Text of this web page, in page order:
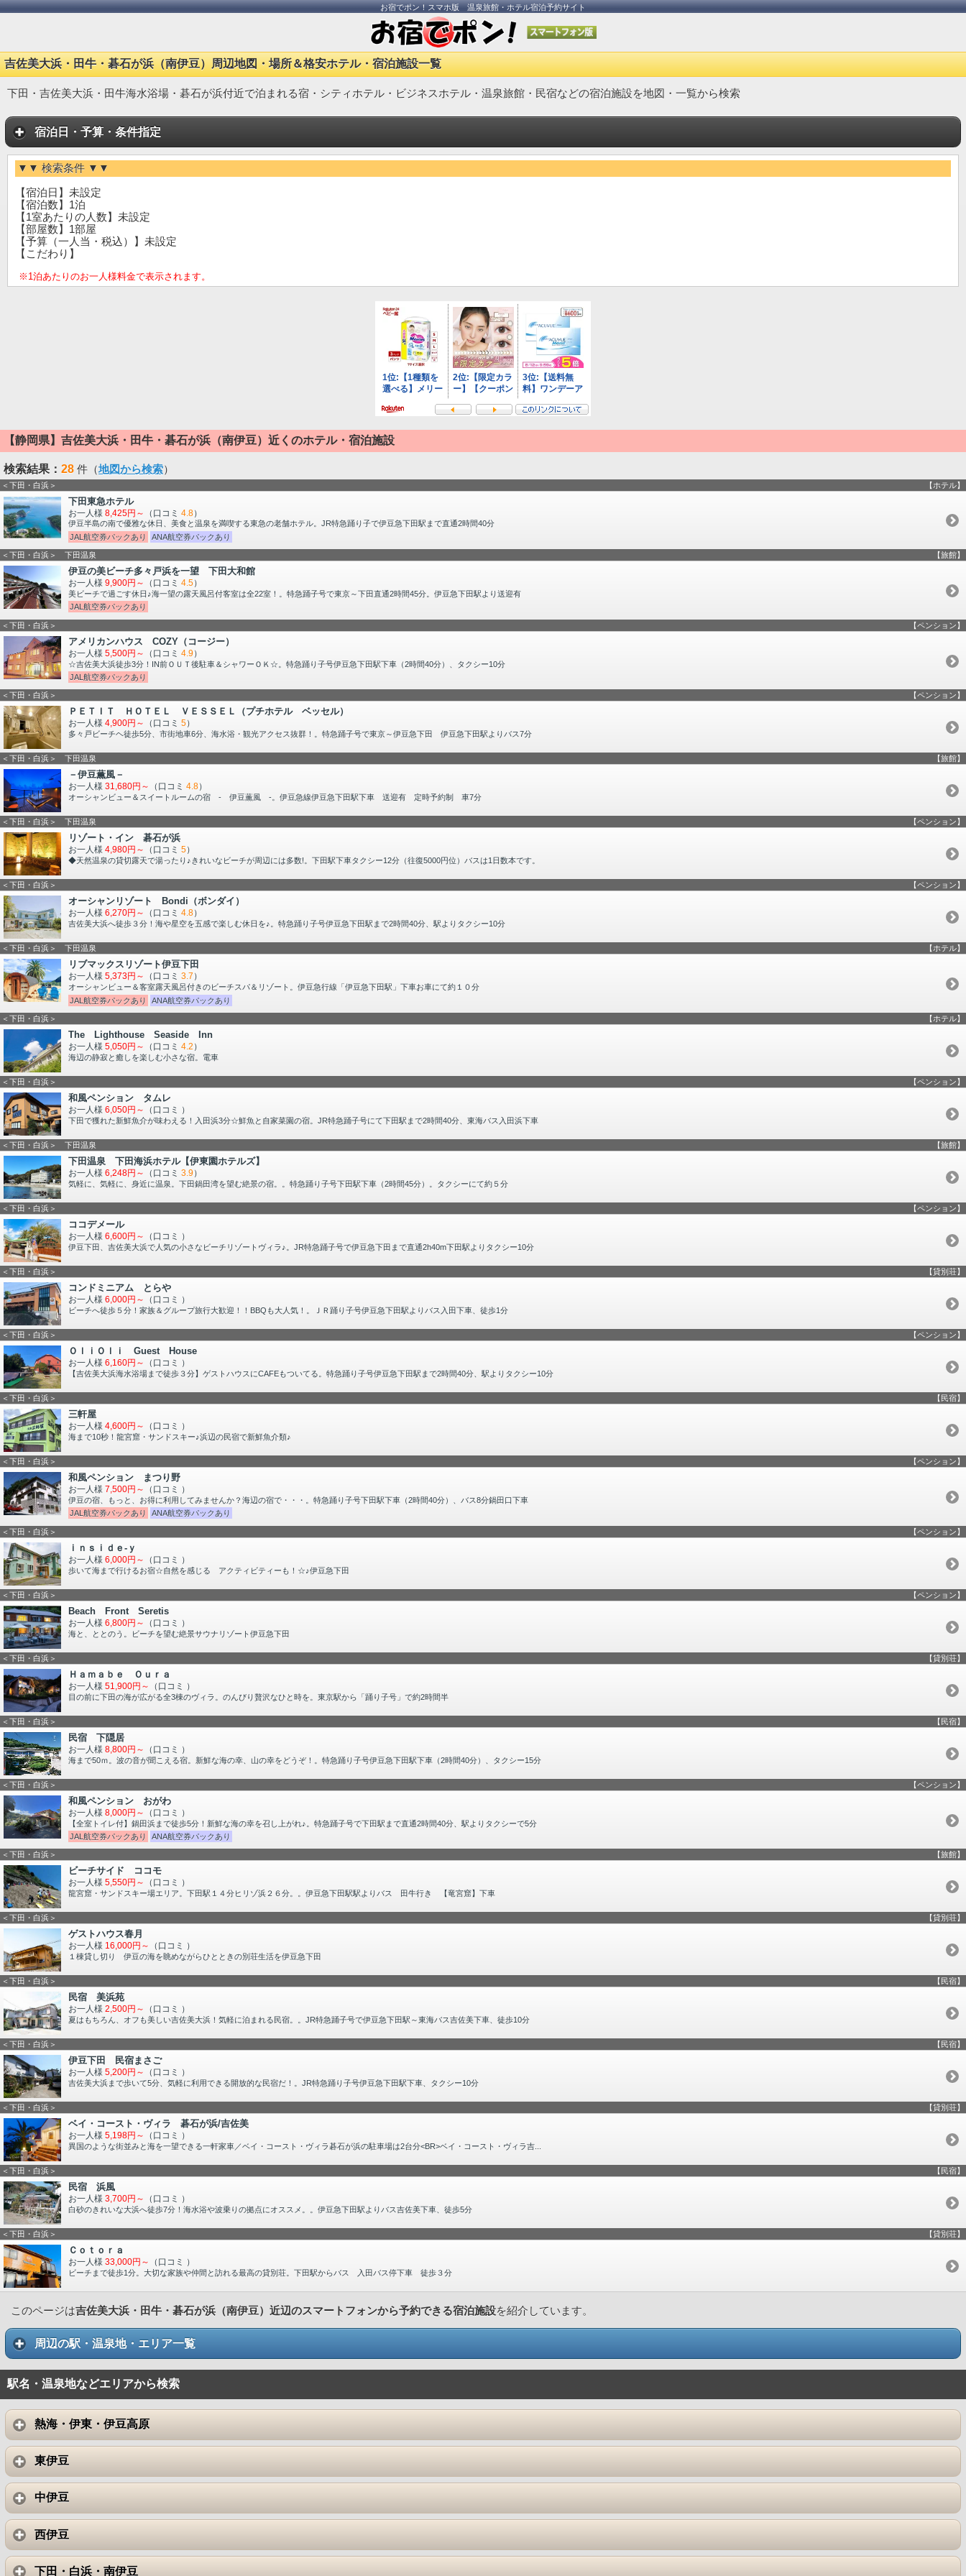
お宿でポン！スマホ版 温泉旅館・ホテル宿泊予約サイト
吉佐美大浜・田牛・碁石が浜（南伊豆）周辺地図・場所＆格安ホテル・宿泊施設一覧
下田・吉佐美大浜・田牛海水浴場・碁石が浜付近で泊まれる宿・シティホテル・ビジネスホテル・温泉旅館・民宿などの宿泊施設を地図・一覧から検索
宿泊日・予算・条件指定
▼▼ 検索条件 ▼▼
【宿泊日】未設定
【宿泊数】1泊
【1室あたりの人数】未設定
【部屋数】1部屋
【予算（一人当・税込）】未設定
【こだわり】
※1泊あたりのお一人様料金で表示されます。
【静岡県】吉佐美大浜・田牛・碁石が浜（南伊豆）近くのホテル・宿泊施設
検索結果： 28 件（地図から検索）
＜下田・白浜＞ 【ホテル】
下田東急ホテル
お一人様 8,425円～ （口コミ 4.8）
伊豆半島の南で優雅な休日、美食と温泉を満喫する東急の老舗ホテル。JR特急踊り子で伊豆急下田駅まで直通2時間40分
JAL航空券パックあり
ANA航空券パックあり
＜下田・白浜＞ 下田温泉 【旅館】
伊豆の美ビーチ多々戸浜を一望 下田大和館
お一人様 9,900円～ （口コミ 4.5）
美ビーチで過ごす休日♪海一望の露天風呂付客室は全22室！。特急踊子号で東京～下田直通2時間45分。伊豆急下田駅より送迎有
JAL航空券パックあり
＜下田・白浜＞ 【ペンション】
アメリカンハウス COZY（コージー）
お一人様 5,500円～ （口コミ 4.9）
☆吉佐美大浜徒歩3分！IN前ＯＵＴ後駐車＆シャワーＯＫ☆。特急踊り子号伊豆急下田駅下車（2時間40分）、タクシー10分
JAL航空券パックあり
＜下田・白浜＞ 【ペンション】
ＰＥＴＩＴ ＨＯＴＥＬ ＶＥＳＳＥＬ（プチホテル ベッセル）
お一人様 4,900円～ （口コミ 5）
多々戸ビーチヘ徒歩5分、市街地車6分、海水浴・観光アクセス抜群！。特急踊子号で東京～伊豆急下田 伊豆急下田駅よりバス7分
＜下田・白浜＞ 下田温泉 【旅館】
－伊豆薫風－
お一人様 31,680円～ （口コミ 4.8）
オーシャンビュー＆スイートルームの宿 - 伊豆薫風 -。伊豆急線伊豆急下田駅下車 送迎有 定時予約制 車7分
＜下田・白浜＞ 下田温泉 【ペンション】
リゾート・イン 碁石が浜
お一人様 4,980円～ （口コミ 5）
◆天然温泉の貸切露天で湯ったり♪きれいなビーチが周辺には多数!。下田駅下車タクシー12分（往復5000円位）バスは1日数本です。
＜下田・白浜＞ 【ペンション】
オーシャンリゾート Bondi（ボンダイ）
お一人様 6,270円～ （口コミ 4.8）
吉佐美大浜へ徒歩３分！海や星空を五感で楽しむ休日を♪。特急踊り子号伊豆急下田駅まで2時間40分、駅よりタクシー10分
＜下田・白浜＞ 下田温泉 【ホテル】
リブマックスリゾート伊豆下田
お一人様 5,373円～ （口コミ 3.7 ）
オーシャンビュー＆客室露天風呂付きのビーチスパ＆リゾート。伊豆急行線「伊豆急下田駅」下車お車にて約１０分
JAL航空券パックあり
ANA航空券パックあり
＜下田・白浜＞ 【ホテル】
The Lighthouse Seaside Inn
お一人様 5,050円～ （口コミ 4.2 ）
海辺の静寂と癒しを楽しむ小さな宿。電車
＜下田・白浜＞ 【ペンション】
和風ペンション タムレ
お一人様 6,050円～ （口コミ ）
下田で獲れた新鮮魚介が味わえる！入田浜3分☆鮮魚と自家菜園の宿。JR特急踊子号にて下田駅まで2時間40分、東海バス入田浜下車
＜下田・白浜＞ 下田温泉 【旅館】
下田温泉 下田海浜ホテル【伊東園ホテルズ】
お一人様 6,248円～ （口コミ 3.9）
気軽に、気軽に、身近に温泉。下田鍋田湾を望む絶景の宿。。特急踊り子号下田駅下車（2時間45分）。タクシーにて約５分
＜下田・白浜＞ 【ペンション】
ココデメール
お一人様 6,600円～ （口コミ ）
伊豆下田、吉佐美大浜で人気の小さなビーチリゾートヴィラ♪。JR特急踊子号で伊豆急下田まで直通2h40m下田駅よりタクシー10分
＜下田・白浜＞ 【貸別荘】
コンドミニアム とらや
お一人様 6,000円～ （口コミ ）
ビーチへ徒歩５分！家族＆グループ旅行大歓迎！！BBQも大人気！。ＪＲ踊り子号伊豆急下田駅よりバス入田下車、徒歩1分
＜下田・白浜＞ 【ペンション】
ＯｌｉＯｌｉ Guest House
お一人様 6,160円～ （口コミ ）
【吉佐美大浜海水浴場まで徒歩３分】ゲストハウスにCAFEもついてる。特急踊り子号伊豆急下田駅まで2時間40分、駅よりタクシー10分
＜下田・白浜＞ 【民宿】
三軒屋
お一人様 4,600円～ （口コミ ）
海まで10秒！龍宮窟・サンドスキー♪浜辺の民宿で新鮮魚介類♪
＜下田・白浜＞ 【ペンション】
和風ペンション まつり野
お一人様 7,500円～ （口コミ ）
伊豆の宿、もっと、お得に利用してみませんか？海辺の宿で・・・。特急踊り子号下田駅下車（2時間40分）、バス8分鍋田口下車
JAL航空券パックあり
ANA航空券パックあり
＜下田・白浜＞ 【ペンション】
ｉｎｓｉｄｅ‐ｙ
お一人様 6,000円～ （口コミ ）
歩いて海まで行けるお宿☆自然を感じる アクティビティーも！☆♪伊豆急下田
＜下田・白浜＞ 【ペンション】
Beach Front Seretis
お一人様 6,800円～ （口コミ ）
海と、ととのう。ビーチを望む絶景サウナリゾート伊豆急下田
＜下田・白浜＞ 【貸別荘】
Ｈａｍａｂｅ Ｏｕｒａ
お一人様 51,900円～ （口コミ ）
目の前に下田の海が広がる全3棟のヴィラ。のんびり贅沢なひと時を。東京駅から「踊り子号」で約2時間半
＜下田・白浜＞ 【民宿】
民宿 下隠居
お一人様 8,800円～ （口コミ ）
海まで50ｍ。波の音が聞こえる宿。新鮮な海の幸、山の幸をどうぞ！。特急踊り子号伊豆急下田駅下車（2時間40分）、タクシー15分
＜下田・白浜＞ 【ペンション】
和風ペンション おがわ
お一人様 8,000円～ （口コミ ）
【全室トイレ付】鍋田浜まで徒歩5分！新鮮な海の幸を召し上がれ♪。特急踊子号で下田駅まで直通2時間40分、駅よりタクシーで5分
JAL航空券パックあり
ANA航空券パックあり
＜下田・白浜＞ 【旅館】
ビーチサイド ココモ
お一人様 5,550円～ （口コミ ）
龍宮窟・サンドスキー場エリア。下田駅１４分ヒリゾ浜２６分。。伊豆急下田駅駅よりバス 田牛行き 【竜宮窟】下車
＜下田・白浜＞ 【貸別荘】
ゲストハウス春月
お一人様 16,000円～ （口コミ ）
１棟貸し切り 伊豆の海を眺めながらひとときの別荘生活を伊豆急下田
＜下田・白浜＞ 【民宿】
民宿 美浜苑
お一人様 2,500円～ （口コミ ）
夏はもちろん、オフも美しい吉佐美大浜！気軽に泊まれる民宿。。JR特急踊子号で伊豆急下田駅～東海バス吉佐美下車、徒歩10分
＜下田・白浜＞ 【民宿】
伊豆下田 民宿まさご
お一人様 5,200円～ （口コミ ）
吉佐美大浜まで歩いて5分、気軽に利用できる開放的な民宿だ！。JR特急踊り子号伊豆急下田駅下車、タクシー10分
＜下田・白浜＞ 【貸別荘】
ベイ・コースト・ヴィラ 碁石が浜/吉佐美
お一人様 5,198円～ （口コミ ）
異国のような街並みと海を一望できる一軒家車／ベイ・コースト・ヴィラ碁石が浜の駐車場は2台分<BR>ベイ・コースト・ヴィラ吉...
＜下田・白浜＞ 【民宿】
民宿 浜風
お一人様 3,700円～ （口コミ ）
白砂のきれいな大浜へ徒歩7分！海水浴や波乗りの拠点にオススメ。。伊豆急下田駅よりバス吉佐美下車、徒歩5分
＜下田・白浜＞ 【貸別荘】
Ｃｏｔｏｒａ
お一人様 33,000円～ （口コミ ）
ビーチまで徒歩1分。大切な家族や仲間と訪れる最高の貸別荘。下田駅からバス 入田バス停下車 徒歩３分
このページは吉佐美大浜・田牛・碁石が浜（南伊豆）近辺のスマートフォンから予約できる宿泊施設を紹介しています。
周辺の駅・温泉地・エリア一覧
駅名・温泉地などエリアから検索
熱海・伊東・伊豆高原
東伊豆
中伊豆
西伊豆
下田・白浜・南伊豆